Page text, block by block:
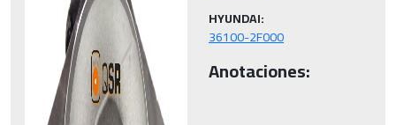
HYUNDAI:
36100-2F000
Anotaciones: